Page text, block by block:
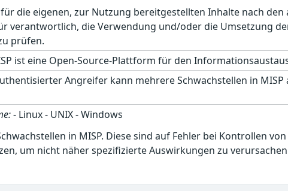
für die eigenen, zur Nutzung bereitgestellten Inhalte nach
verantwortlich, die Verwendung und/oder die Umsetzung
prüfen.
ist eine Open-Source-Plattform für den
Angreifer kann mehrere Schwachstellen in
- Linux - UNIX - Windows
in MISP. Diese sind auf Fehler bei Kontrollen
um nicht näher spezifizierte Auswirkungen zu